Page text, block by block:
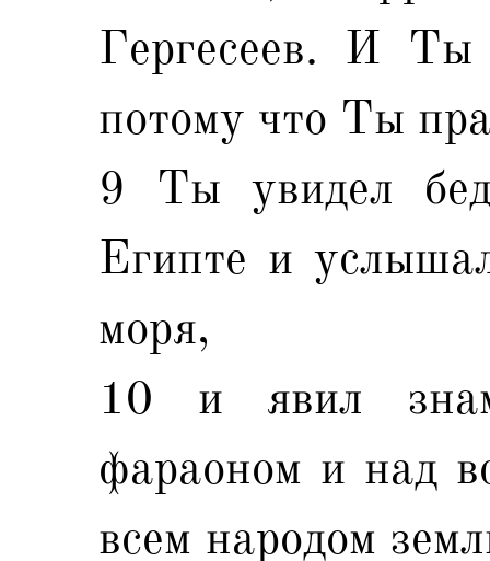
Гергесеев. И Ты
потому что Ты
9 Ты увидел
Египте и
моря,
10 и явил
фараоном и над
всем народом